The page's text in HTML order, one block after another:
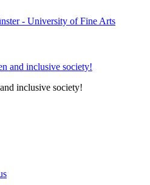
inclusive society!